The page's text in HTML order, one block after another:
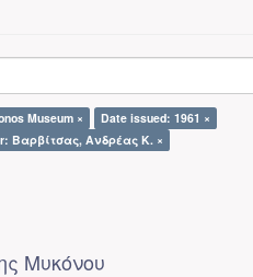
Museum ×
Date issued: 1961 ×
Βαρβίτσας, Ανδρέας Κ. ×
Μυκόνου